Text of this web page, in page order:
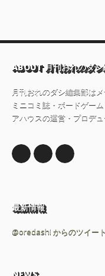
ABOUT 月刊おれのダシ
月刊おれのダシ編集部は
ミニコミ誌・ボードゲー
アハウスの運営・プロデ
最新情報
@oredashi からのツイート